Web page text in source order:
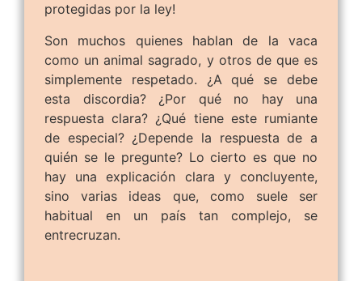
protegidas por la ley!
Son muchos quienes hablan de la vaca
como un animal sagrado, y otros de que es
simplemente respetado. ¿A qué se debe
esta discordia? ¿Por qué no hay una
respuesta clara? ¿Qué tiene este rumiante
de especial? ¿Depende la respuesta de a
quién se le pregunte? Lo cierto es que no
hay una explicación clara y concluyente,
sino varias ideas que, como suele ser
habitual en un país tan complejo, se
entrecruzan.